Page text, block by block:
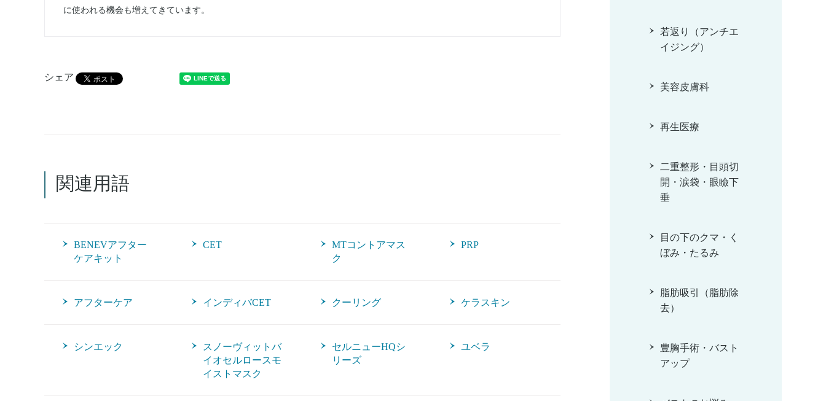
若返り（アンチエ
イジング）
美容皮膚科
再生医療
二重整形・目頭切
開・涙袋・眼瞼下
垂
目の下のクマ・く
ぼみ・たるみ
脂肪吸引（脂肪除
去）
豊胸手術・バスト
アップ
に使われる機会も増えてきています。
シェア
関連用語
BENEVアフター
ケアキット
CET
MTコントアマス
ク
PRP
アフターケア インディバCET クーリング ケラスキン
シンエック
スノーヴィットバ
イオセルロースモ
イストマスク
セルニューHQシ
リーズ
ユベラ